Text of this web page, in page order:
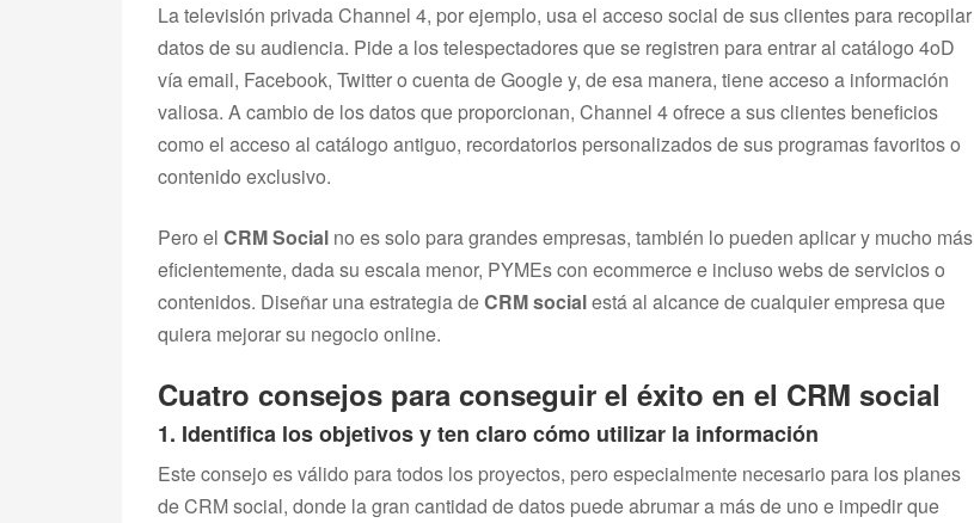
La televisión privada Channel 4, por ejemplo, usa el acceso social de sus clientes para recopilar
datos de su audiencia. Pide a los telespectadores que se registren para entrar al catálogo 4oD
vía email, Facebook, Twitter o cuenta de Google y, de esa manera, tiene acceso a información
valiosa. A cambio de los datos que proporcionan, Channel 4 ofrece a sus clientes beneficios
como el acceso al catálogo antiguo, recordatorios personalizados de sus programas favoritos o
contenido exclusivo.
Pero el CRM Social no es solo para grandes empresas, también lo pueden aplicar y mucho más
eficientemente, dada su escala menor, PYMEs con ecommerce e incluso webs de servicios o
contenidos. Diseñar una estrategia deCRM socialestá al alcance de cualquier empresa que
quiera mejorar su negocio online.
Cuatro consejos para conseguir el éxito en el CRM social
1. Identifica los objetivos y ten claro cómo utilizar la información
Este consejo es válido para todos los proyectos, pero especialmente necesario para los planes
de CRM social, donde la gran cantidad de datos puede abrumar a más de uno e impedir que